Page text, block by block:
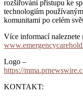
rozšiřování přístupu ke
technologiím
komunitami po celém
Více informací naleznete
Logo –
https://
KONTAKT: